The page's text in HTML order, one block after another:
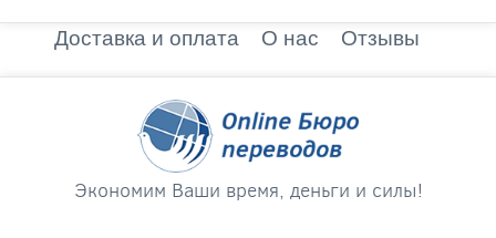
Доставка и оплата О нас Отзывы
Экономим Ваши время, деньги и силы!